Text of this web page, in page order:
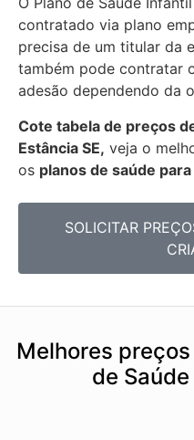
contratado via plano
precisa de um titular da
também pode contratar
adesão dependendo da
Cote tabela de preços
Estância SE, veja o
os planos de saúde
SOLICITAR
Melhores
de